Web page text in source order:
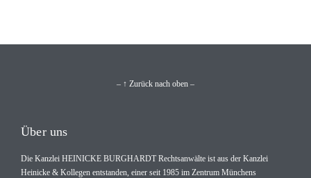
– ↑ Zurück nach oben –
Über uns
Die Kanzlei HEINICKE BURGHARDT Rechtsanwälte ist aus der Kanzlei
Heinicke & Kollegen entstanden, einer seit 1985 im Zentrum Münchens